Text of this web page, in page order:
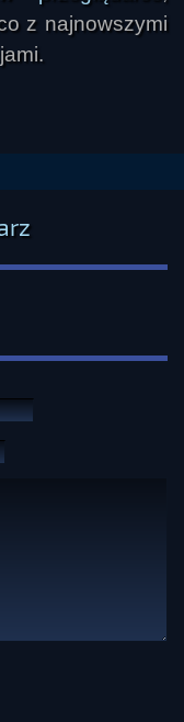
z najnowszymi